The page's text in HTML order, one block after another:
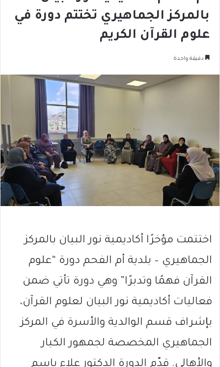
بالمركز الجماهيري تختتم دورة في
علوم القرآن الكريم
دقيقة واحدة
اختتمت مؤخرًا أكاديمية نور البيان بالمركز
الجماهيري – بلدية أم الفحم دورة “علوم
القرآن فهمًا وتدبرًا” وهي دورة تأتي ضمن
فعاليات أكاديمية نور البيان لعلوم القرآن،
بإشراف قسم الوالدية والأسرة في المركز
الجماهيري المخصصة لجمهور الكبار